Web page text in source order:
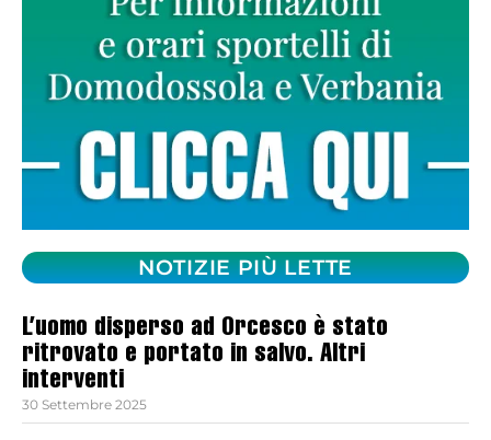
NOTIZIE PIÙ LETTE
L’uomo disperso ad Orcesco è stato
ritrovato e portato in salvo. Altri
interventi
30 Settembre 2025